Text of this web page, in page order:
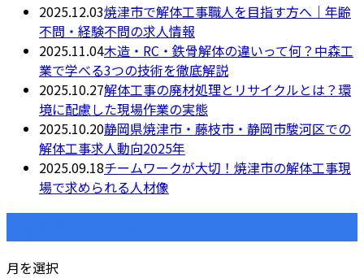
2025.12.03焼津市で解体工事職人を目指す方へ｜年齢
不問・経験不問の求人情報
2025.11.04木造・RC・鉄骨解体の違いって何？中森工
業で学べる3つの技術を徹底解説
2025.10.27解体工事の廃材処理とリサイクルとは？環
境に配慮した現場作業の実態
2025.10.20静岡県焼津市・藤枝市・静岡市駿河区での
解体工事求人動向2025年
2025.09.18チームワークが大切！焼津市の解体工事現
場で求められる人材像
月を選択